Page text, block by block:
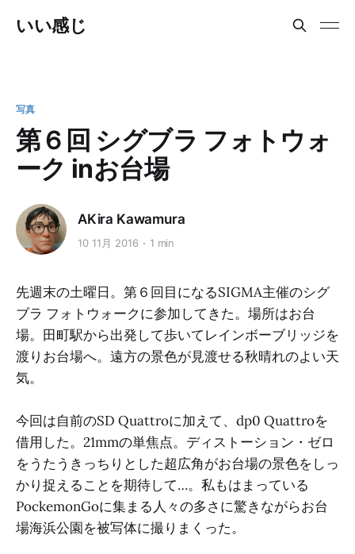
いい感じ
写真
第６回 シグブラ フォトウォ
ーク inお台場
AKira Kawamura
10 11月 2016 1 min
先週末の土曜日。第６回目になるSIGMA主催のシグ
ブラ フォトウォークに参加してきた。場所はお台
場。田町駅から出発して歩いてレインボーブリッジを
渡りお台場へ。遠方の景色が見渡せる秋晴れのよい天
気。
今回は自前のSD Quattroに加えて、dp0 Quattroを
借用した。21mmの単焦点。ディストーション・ゼロ
をうたうきっちりとした超広角がお台場の景色をしっ
かり捉えることを期待して…。私もはまっている
PockemonGoに集まる人々の多さに驚きながらお台
場海浜公園を被写体に撮りまくった。